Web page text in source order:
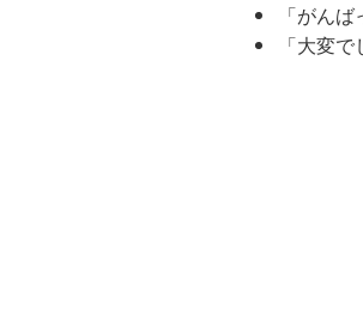
「がん
「大変